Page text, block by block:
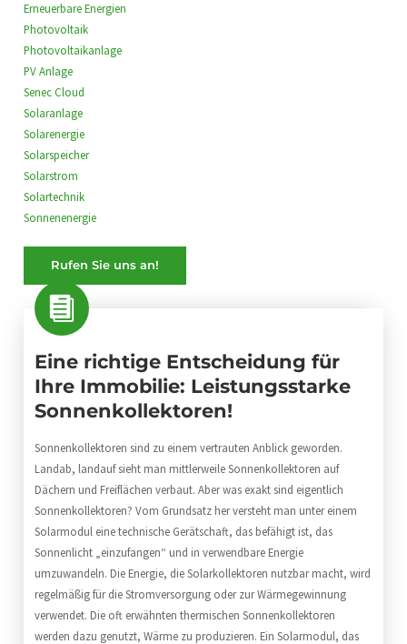
Erneuerbare Energien
Photovoltaik
Photovoltaikanlage
PV Anlage
Senec Cloud
Solaranlage
Solarenergie
Solarspeicher
Solarstrom
Solartechnik
Sonnenenergie
Rufen Sie uns an!
Eine richtige Entscheidung für
Ihre Immobilie: Leistungsstarke
Sonnenkollektoren!
Sonnenkollektoren sind zu einem vertrauten Anblick geworden.
Landab, landauf sieht man mittlerweile Sonnenkollektoren auf
Dächern und Freiflächen verbaut. Aber was exakt sind eigentlich
Sonnenkollektoren? Vom Grundsatz her versteht man unter einem
Solarmodul eine technische Gerätschaft, das befähigt ist, das
Sonnenlicht „einzufangen“ und in verwendbare Energie
umzuwandeln. Die Energie, die Solarkollektoren nutzbar macht, wird
regelmäßig für die Stromversorgung oder zur Wärmegewinnung
verwendet. Die oft erwähnten thermischen Sonnenkollektoren
werden dazu genutzt, Wärme zu produzieren. Ein Solarmodul, das